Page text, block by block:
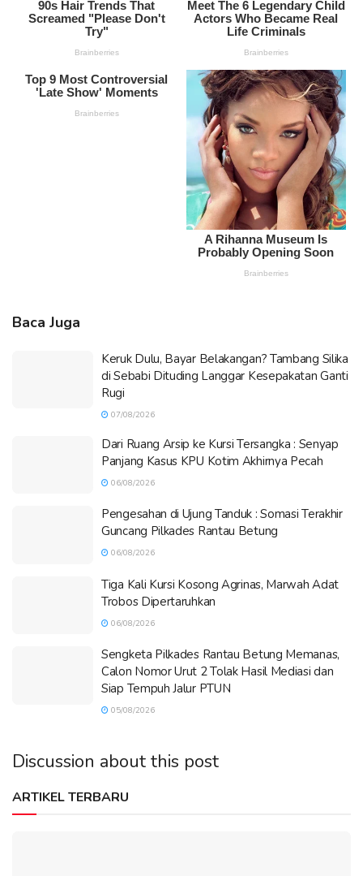
Baca Juga
Keruk Dulu, Bayar Belakangan? Tambang Silika
di Sebabi Dituding Langgar Kesepakatan Ganti
Rugi
07/08/2026
Dari Ruang Arsip ke Kursi Tersangka : Senyap
Panjang Kasus KPU Kotim Akhirnya Pecah
06/08/2026
Pengesahan di Ujung Tanduk : Somasi Terakhir
Guncang Pilkades Rantau Betung
06/08/2026
Tiga Kali Kursi Kosong Agrinas, Marwah Adat
Trobos Dipertaruhkan
06/08/2026
Sengketa Pilkades Rantau Betung Memanas,
Calon Nomor Urut 2 Tolak Hasil Mediasi dan
Siap Tempuh Jalur PTUN
05/08/2026
Discussion about this post
ARTIKEL TERBARU